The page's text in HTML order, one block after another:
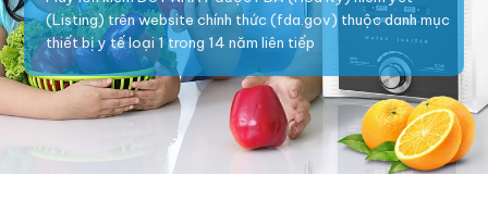
(Listing) trên website chính thức (fda.gov) thuộc danh mục
thiết bị y tế loại 1 trong 14 năm liên tiếp